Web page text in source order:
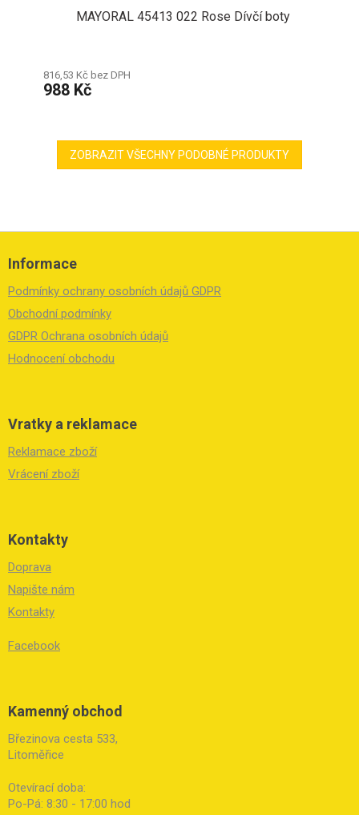
MAYORAL 45413 022 Rose Dívčí boty
816,53 Kč bez DPH
988 Kč
ZOBRAZIT VŠECHNY PODOBNÉ PRODUKTY
Z
Informace
Podmínky ochrany osobních údajů GDPR
Obchodní podmínky
GDPR Ochrana osobních údajů
Hodnocení obchodu
Vratky a reklamace
Reklamace zboží
Vrácení zboží
Kontakty
Doprava
Napište nám
Kontakty
Facebook
Kamenný obchod
Březinova cesta 533,
Litoměřice
Otevírací doba:
Po-Pá: 8:30 - 17:00 hod